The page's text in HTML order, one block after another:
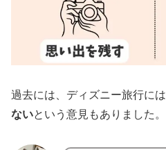
過去には、ディズニー旅行には
ないという意見もありました。